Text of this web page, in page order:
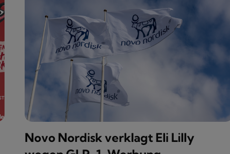
Novo Nordisk verklagt Eli Lilly